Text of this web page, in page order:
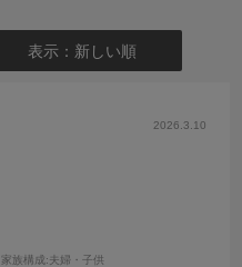
表示：新しい順
2026.3.10
家族構成:夫婦・子供